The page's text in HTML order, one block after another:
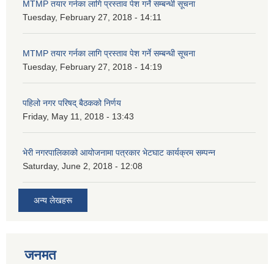
MTMP तयार गर्नका लागि प्रस्ताव पेश गर्ने सम्बन्धी सूचना
Tuesday, February 27, 2018 - 14:11
MTMP तयार गर्नका लागि प्रस्ताव पेश गर्ने सम्बन्धी सूचना
Tuesday, February 27, 2018 - 14:19
पहिलो नगर परिषद् बैठकको निर्णय
Friday, May 11, 2018 - 13:43
भेरी नगरपालिकाको आयोजनामा पत्रकार भेटघाट कार्यक्रम सम्पन्न
Saturday, June 2, 2018 - 12:08
अन्य लेखहरू
जनमत